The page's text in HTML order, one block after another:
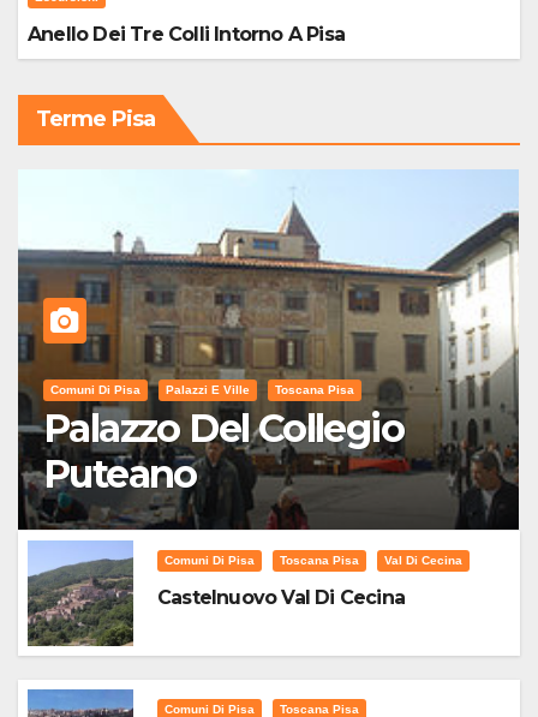
Anello Dei Tre Colli Intorno A Pisa
Terme Pisa
Comuni Di Pisa Palazzi E Ville Toscana Pisa
Palazzo Del Collegio
Puteano
Comuni Di Pisa Toscana Pisa Val Di Cecina
Castelnuovo Val Di Cecina
Comuni Di Pisa Toscana Pisa